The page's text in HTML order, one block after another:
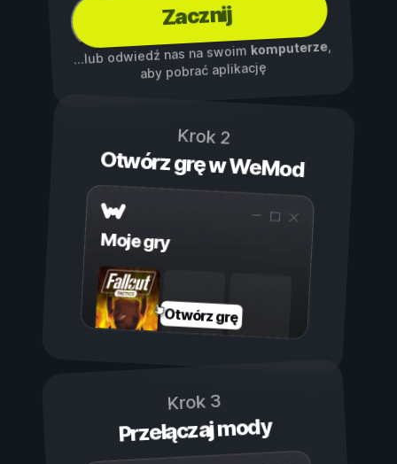
Zacznij
...lub odwiedź nas na swoim komputerze,
aby pobrać aplikację
Krok 2
Otwórz grę w WeMod
Moje gry
Otwórz grę
Krok 3
Przełączaj mody